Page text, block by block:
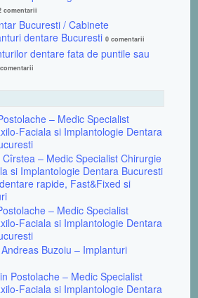
comentarii
Bucuresti / Cabinete
dentare Bucuresti 0 comentarii
dentare fata de puntile sau
– Medic Specialist
Faciala si Implantologie Dentara
Cîrstea – Medic Specialist Chirurgie
si Implantologie Dentara Bucuresti
rapide, Fast&Fixed si
– Medic Specialist
Faciala si Implantologie Dentara
Andreas Buzoiu – Implanturi
Postolache – Medic Specialist
Faciala si Implantologie Dentara